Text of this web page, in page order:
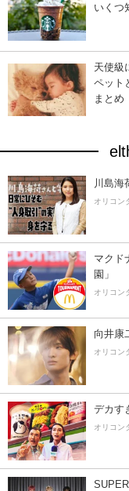
いくつ
天使級
ペット
まとめ
川島海
オリコン
マクド
園」
オリコン
向井康
オリコン
デカす
オリコン